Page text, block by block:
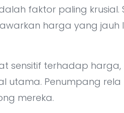
faktor paling krusial.
harga yang jauh
sensitif terhadap harga,
utama. Penumpang
mereka.